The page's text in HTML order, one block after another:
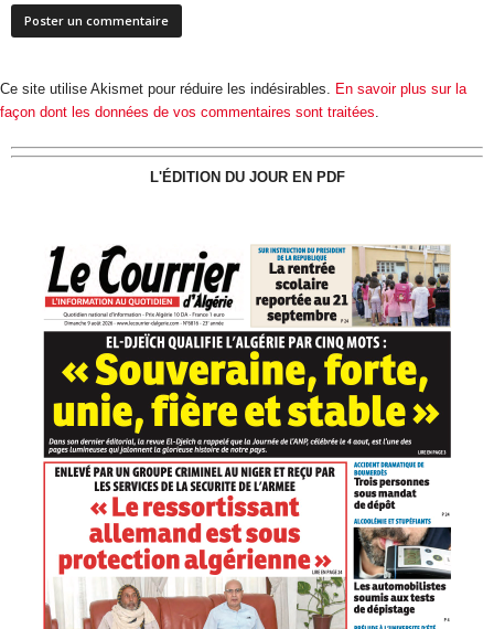
Ce site utilise Akismet pour réduire les indésirables. En savoir plus sur la
façon dont les données de vos commentaires sont traitées
L'ÉDITION DU JOUR EN PDF